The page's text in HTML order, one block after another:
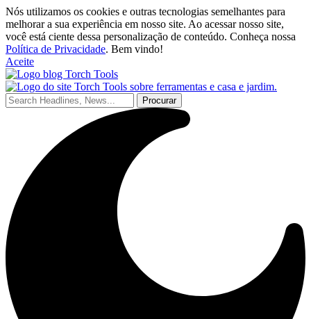
Nós utilizamos os cookies e outras tecnologias semelhantes para
melhorar a sua experiência em nosso site. Ao acessar nosso site,
você está ciente dessa personalização de conteúdo. Conheça nossa
Política de Privacidade. Bem vindo!
Aceite